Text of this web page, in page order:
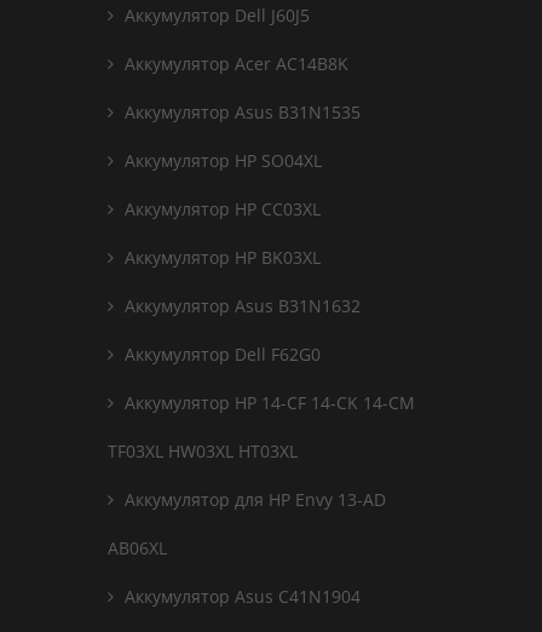
Аккумулятор Dell J60J5
Аккумулятор Acer AC14B8K
Аккумулятор Asus B31N1535
Аккумулятор HP SO04XL
Аккумулятор HP CC03XL
Аккумулятор HP BK03XL
Аккумулятор Asus B31N1632
Аккумулятор Dell F62G0
Аккумулятор HP 14-CF 14-CK 14-CM
TF03XL HW03XL HT03XL
Аккумулятор для HP Envy 13-AD
AB06XL
Аккумулятор Asus C41N1904